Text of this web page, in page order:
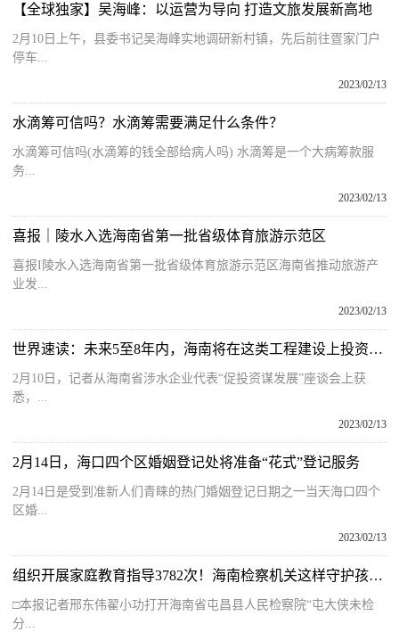
【全球独家】吴海峰：以运营为导向 打造文旅发展新高地
2月10日上午，县委书记吴海峰实地调研新村镇，先后前往疍家门户
停车...
2023/02/13
水滴筹可信吗？水滴筹需要满足什么条件？
水滴筹可信吗(水滴筹的钱全部给病人吗) 水滴筹是一个大病筹款服
务...
2023/02/13
喜报｜陵水入选海南省第一批省级体育旅游示范区
喜报I陵水入选海南省第一批省级体育旅游示范区海南省推动旅游产
业发...
2023/02/13
世界速读：未来5至8年内，海南将在这类工程建设上投资超400亿元
2月10日，记者从海南省涉水企业代表“促投资谋发展”座谈会上获
悉，...
2023/02/13
2月14日，海口四个区婚姻登记处将准备“花式”登记服务
2月14日是受到准新人们青睐的热门婚姻登记日期之一当天海口四个
区婚...
2023/02/13
组织开展家庭教育指导3782次！海南检察机关这样守护孩子健康成长……
□本报记者邢东伟翟小功打开海南省屯昌县人民检察院“屯大侠未检
分...